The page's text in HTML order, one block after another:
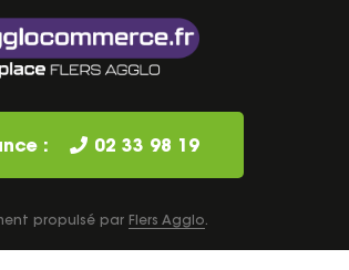
: 02 33 98 19
propulsé par Flers Agglo.